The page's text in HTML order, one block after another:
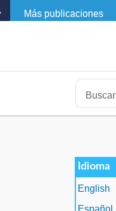
Más publicaciones
Idioma
English
Español